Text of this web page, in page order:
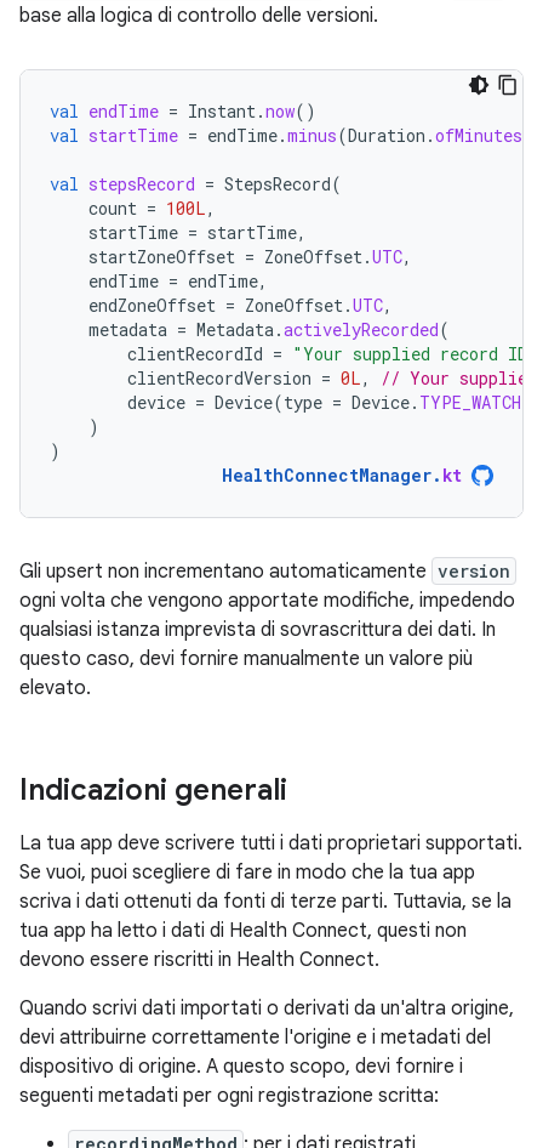
base alla logica di controllo delle versioni.
val endTime = Instant.now()
val startTime = endTime.minus(Duration .ofMinutes
val stepsRecord = StepsRecord(
count = 100L,
startTime = startTime,
startZoneOffset = ZoneOffset.UTC,
endTime = endTime,
endZoneOffset = ZoneOffset.UTC,
metadata = Metadata.activelyRecorded(
clientRecordId = "Your supplied record ID"
clientRecordVersion = 0L,
// Your
device = Device(type = Device. TYPE_WATCH
)
)
HealthConnectManager. kt
Gli upsert non incrementano automaticamente version
ogni volta che vengono apportate modifiche, impedendo
qualsiasi istanza imprevista di sovrascrittura dei dati. In
questo caso, devi fornire manualmente un valore più
elevato.
Indicazioni generali
La tua app deve scrivere tutti i dati proprietari supportati.
Se vuoi, puoi scegliere di fare in modo che la tua app
scriva i dati ottenuti da fonti di terze parti. Tuttavia, se la
tua app ha letto i dati di Health Connect, questi non
devono essere riscritti in Health Connect.
Quando scrivi dati importati o derivati da un'altra origine,
devi attribuirne correttamente l'origine e i metadati del
dispositivo di origine. A questo scopo, devi fornire i
seguenti metadati per ogni registrazione scritta: